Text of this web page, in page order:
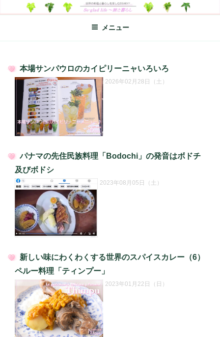
ン
ン
SO-GLAD LIFE～旅と暮らし
世界の料理のエッセイやレシピ、シンプルライフ、楽しい暮らしなどを
綴る、世界248か国を旅した松本あづさのDIARYです
メニュー
投
本場サンパウロのカイピリーニャいろいろ
2026年02月28日（土）
投
稿
日:
パナマの先住民族料理「Bodochi」の発音はボドチ
及びボドシ
2023年08月05日（土）
新しい味にわくわくする世界のスパイスカレー（6）
ペルー料理「ティンプー」
2023年01月22日（日）